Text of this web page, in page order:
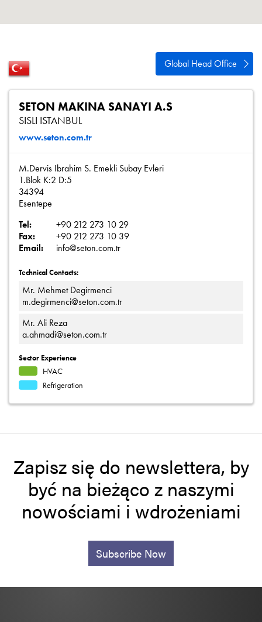
Global Head Office
SETON MAKINA SANAYI A.S
SISLI ISTANBUL
www.seton.com.tr
M.Dervis Ibrahim S. Emekli Subay Evleri
1.Blok K:2 D:5
34394
Esentepe
Tel:
+90 212 273 10 29
Fax:
+90 212 273 10 39
Email:
info@seton.com.tr
Technical Contacts:
Mr. Mehmet Degirmenci
m.degirmenci@seton.com.tr
Mr. Ali Reza
a.ahmadi@seton.com.tr
Sector Experience
HVAC
Refrigeration
Zapisz się do newslettera, by
być na bieżąco z naszymi
nowościami i wdrożeniami
Subscribe Now
iSource Rejestracja